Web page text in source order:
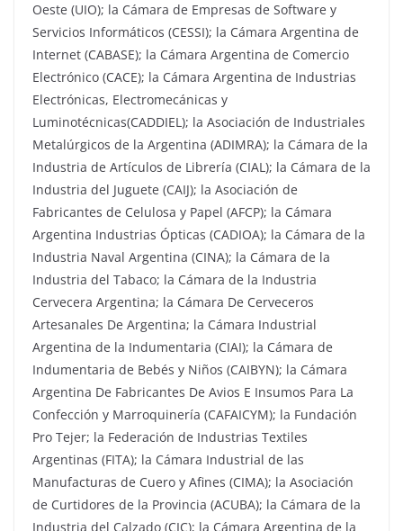
Oeste (UIO); la Cámara de Empresas de Software y
Servicios Informáticos (CESSI); la Cámara Argentina de
Internet (CABASE); la Cámara Argentina de Comercio
Electrónico (CACE); la Cámara Argentina de Industrias
Electrónicas, Electromecánicas y
Luminotécnicas(CADDIEL); la Asociación de Industriales
Metalúrgicos de la Argentina (ADIMRA); la Cámara de la
Industria de Artículos de Librería (CIAL); la Cámara de la
Industria del Juguete (CAIJ); la Asociación de
Fabricantes de Celulosa y Papel (AFCP); la Cámara
Argentina Industrias Ópticas (CADIOA); la Cámara de la
Industria Naval Argentina (CINA); la Cámara de la
Industria del Tabaco; la Cámara de la Industria
Cervecera Argentina; la Cámara De Cerveceros
Artesanales De Argentina; la Cámara Industrial
Argentina de la Indumentaria (CIAI); la Cámara de
Indumentaria de Bebés y Niños (CAIBYN); la Cámara
Argentina De Fabricantes De Avios E Insumos Para La
Confección y Marroquinería (CAFAICYM); la Fundación
Pro Tejer; la Federación de Industrias Textiles
Argentinas (FITA); la Cámara Industrial de las
Manufacturas de Cuero y Afines (CIMA); la Asociación
de Curtidores de la Provincia (ACUBA); la Cámara de la
Industria del Calzado (CIC); la Cámara Argentina de la